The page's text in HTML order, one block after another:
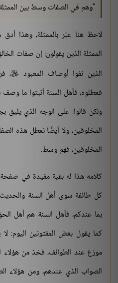
"وهم في الصفات وسط بين
لاحظ هنا عبّر بالممثلة، وهذا
الممثلة الذين يقولون: إن صفات
الذين نفوا أوصاف المعبود ،
فعطلوه، فأهل السنة أثبتوا ما
ولكن قالوا: على الوجه الذي
المخلوقين، ولا أيضًا نعطل هذه
المخلوقين، فهم وسط.
كل طائفة سوى أهل السنة
بما عندكم، فأهل السنة هم أهل
كما يقول بعض المفتونين اليوم:
موزع عند الطوائف، فخذ من هؤلاء
الصواب الذي عندهم، ومن هؤلاء